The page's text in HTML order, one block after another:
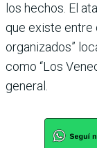
los hechos. El
que existe entre
organizados”
como “Los
general.